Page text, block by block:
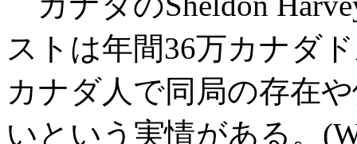
ストは年間36万カナダ
カナダ人で同局の存在
いという実情がある。